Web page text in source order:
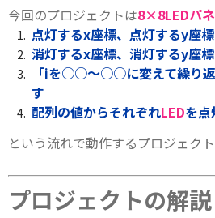
今回のプロジェクトは8×8LEDパ
点灯するx座標、点灯するy座
消灯するx座標、消灯するy座
「iを○○～○○に変えて繰り
す
配列の値からそれぞれLEDを点
という流れで動作するプロジェクト
プロジェクトの解説